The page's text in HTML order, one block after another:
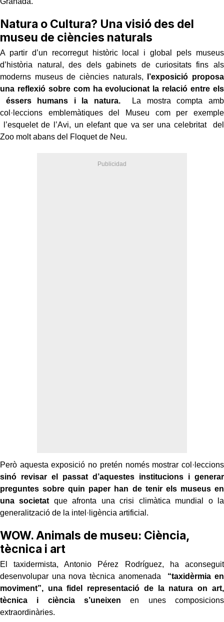
Natura o Cultura? Una visió des del
museu de ciències naturals
A partir d’un recorregut històric local i global pels museus
d’història natural, des dels gabinets de curiositats fins als
moderns museus de ciències naturals, l’exposició proposa
una reflexió sobre com ha evolucionat la relació entre els
éssers humans i la natura.La mostra compta amb
col·leccions emblemàtiques del Museu com per exemple
l’esquelet de l’Avi, un elefant que va ser una celebritat del
Zoo molt abans del Floquet de Neu.
Però aquesta exposició no pretén només mostrar col·leccions
sinó revisar el passat d’aquestes institucions i generar
preguntes sobre quin paper han de tenir els museus en
una societat que afronta una crisi climàtica mundial o la
generalització de la intel·ligència artificial.
WOW. Animals de museu: Ciència,
tècnica i art
El taxidermista, Antonio Pérez Rodríguez, ha aconseguit
desenvolupar una nova tècnica anomenada “taxidèrmia en
moviment”, una fidel representació de la natura on art,
tècnica i ciència s’uneixen en unes composicions
extraordinàries.